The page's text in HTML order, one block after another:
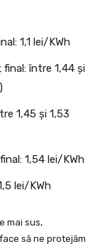
1,1 lei/KWh
între 1,44 și
1,45 și 1,53
1,54 lei/KWh
lei/KWh
mai sus,
face să ne protejăm